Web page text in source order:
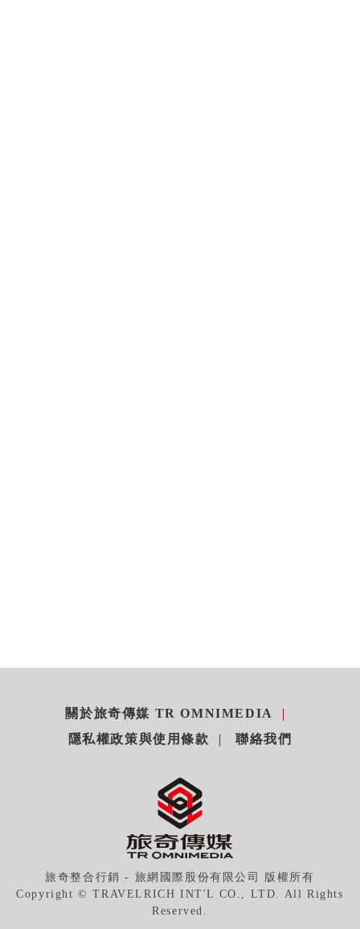
關於旅奇傳媒 TR OMNIMEDIA
隱私權政策與使用條款
聯絡我們
旅奇整合行銷 - 旅網國際股份有限公司 版權所有
Copyright © TRAVELRICH INT'L CO., LTD. All Rights
Reserved.